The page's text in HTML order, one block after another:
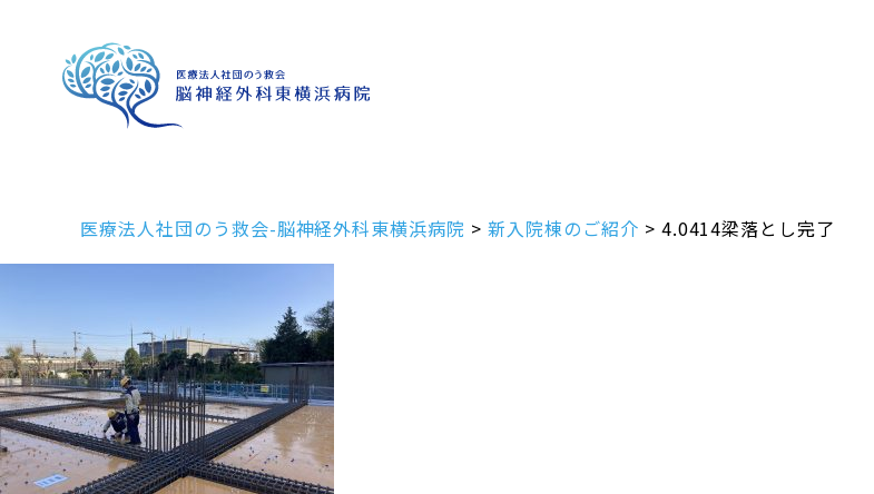
医療法人社団のう救会-脳神経外科東横浜病院 >新入院棟のご紹介 > 4.0414梁落とし完了